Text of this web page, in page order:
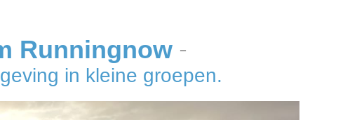
Runningnow –
in kleine groepen.